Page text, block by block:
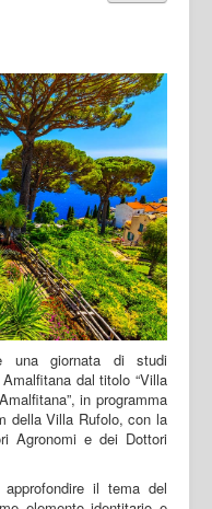
una giornata di studi
dal titolo “Villa
in programma
della Villa Rufolo, con la
Agronomi e dei Dottori
approfondire il tema del